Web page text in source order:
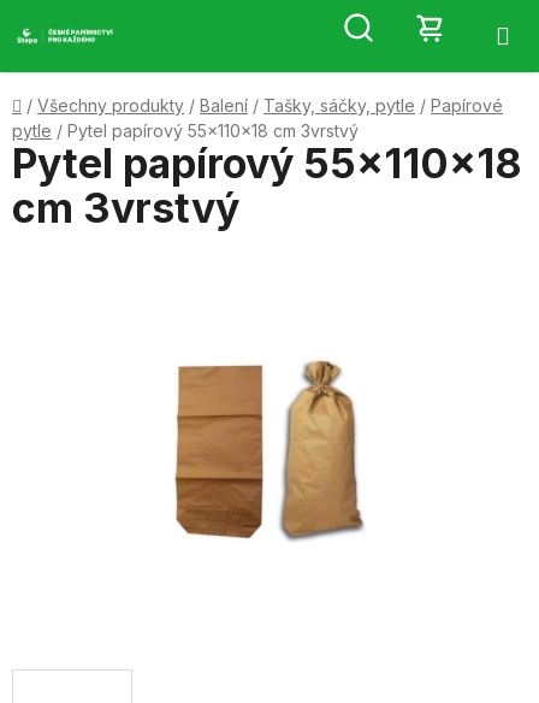
na
Hledat
KOŠÍK
Domů
/ Všechny produkty / Balení / Tašky, sáčky, pytle / Papírové
pytle / Pytel papírový 55x110x18 cm 3vrstvý
Pytel papírový 55x110x18
cm 3vrstvý